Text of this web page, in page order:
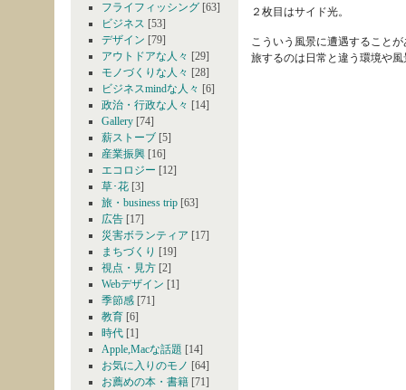
フライフィッシング [63]
ビジネス [53]
デザイン [79]
アウトドアな人々 [29]
モノづくりな人々 [28]
ビジネスmindな人々 [6]
政治・行政な人々 [14]
Gallery [74]
薪ストーブ [5]
産業振興 [16]
エコロジー [12]
草･花 [3]
旅・business trip [63]
広告 [17]
災害ボランティア [17]
まちづくり [19]
視点・見方 [2]
Webデザイン [1]
季節感 [71]
教育 [6]
時代 [1]
Apple,Macな話題 [14]
お気に入りのモノ [64]
お薦めの本・書籍 [71]
２枚目はサイド光。
こういう風景に遭遇すること
旅するのは日常と違う環境や